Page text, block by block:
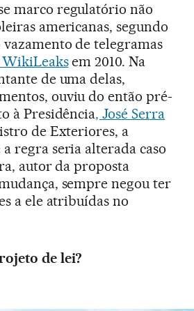
marco regulatório não
americanas, segundo
de telegramas
em 2010. Na
de uma delas,
ouviu do então pré-
à Presidência, José Serra
de Exteriores, a
regra seria alterada caso
autor da proposta
sempre negou ter
a ele atribuídas no
de lei?